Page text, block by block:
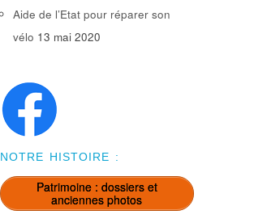
Aide de l’Etat pour réparer son
vélo 13 mai 2020
NOTRE HISTOIRE :
Patrimoine : dossiers et
anciennes photos